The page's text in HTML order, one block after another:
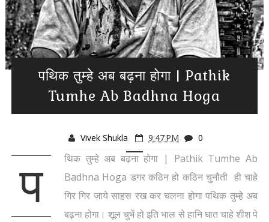
पथिक तुम्हे अब बढ़ना होगा | Pathik
Tumhe Ab Badhna Hoga
Vivek Shukla 9:47 PM 0
प
थिक तुम्हे अब बढ़ना होगा | Pathik Tumhe Ab
Badhna Hoga डगर कठिन हो कठिन चुनौती ही चाहे
गिर गिर जाये साहस रख कर चलना होगा पथिक तुम्हे अब
बढ़ना होगा। शूल चुभें हो इति भाल से हानि घात चाहे शीश पे